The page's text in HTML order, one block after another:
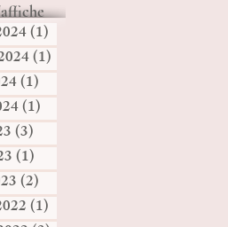
(1)
(1)
(1)
(1)
(3)
(1)
(2)
(1)